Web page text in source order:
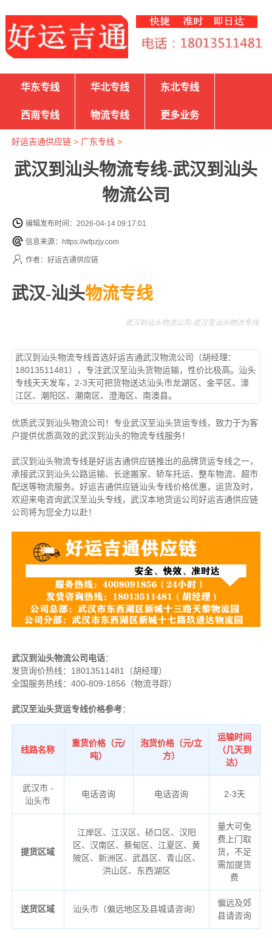
华东专线 华北专线 东北专线
西南专线 物流专线 更多业务
好运吉通供应链> 广东专线 >
武汉到汕头物流专线-武汉到汕头
物流公司
编辑发布时间：2026-04-14 09:17:01
信息来源：https://wfpzjy.com
作者：好运吉通供应链
武汉-汕头物流专线
武汉到汕头物流公司-武汉至汕头物流专线
武汉到汕头物流专线首选好运吉通武汉物流公司（胡经理：
18013511481），专注武汉至汕头货物运输，性价比极高。汕头
专线天天发车，2-3天可把货物送达汕头市龙湖区、金平区、濠
江区、潮阳区、潮南区、澄海区、南澳县。
优质武汉到汕头物流公司！专业武汉至汕头货运专线，致力于为客
户提供优质高效的武汉到汕头的物流专线服务！
武汉到汕头物流专线是好运吉通供应链推出的品牌货运专线之一，
承接武汉到汕头公路运输、长途搬家、轿车托运、整车物流、超市
配送等物流服务。 好运吉通供应链汕头专线价格优惠，运货及时，
欢迎来电咨询武汉至汕头专线，武汉本地货运公司好运吉通供应链
公司将为您全力以赴！
武汉到汕头物流公司电话：
发货询价热线： 18013511481（胡经理）
全国服务热线：400-809-1856（物流寻踪）
武汉至汕头货运专线价格参考：
线路名称
重货价格（元/
吨）
泡货价格（元/立
方）
运输时间
（几天到
达）
武汉市 -
汕头市
电话咨询 电话咨询 2-3天
提货区域
江岸区、江汉区、硚口区、汉阳
区、汉南区、蔡甸区、江夏区、黄
陂区、新洲区、武昌区、青山区、
洪山区、东西湖区
量大可免
费上门取
货，不足
需加提货
费
送货区域 汕头市（偏远地区及县城请咨询）
偏远及郊
县请咨询